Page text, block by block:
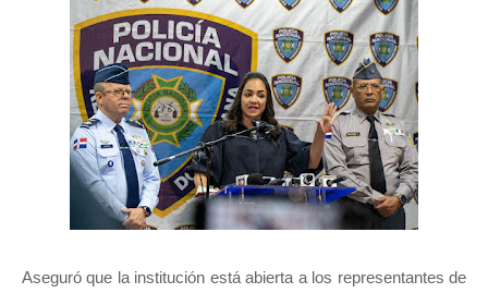
Aseguró que la institución está abierta a los representantes de